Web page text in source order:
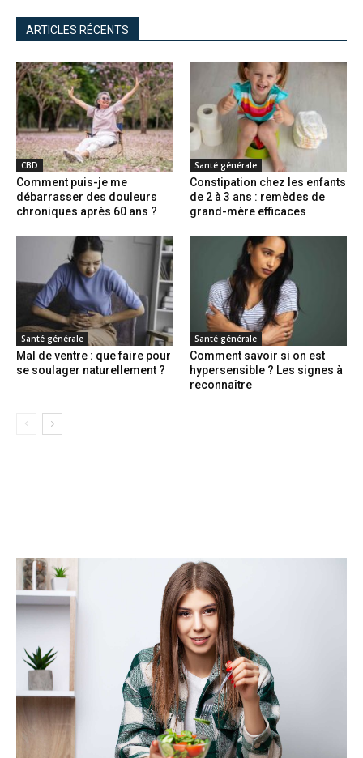
ARTICLES RÉCENTS
CBD
Comment puis-je me
débarrasser des douleurs
chroniques après 60 ans ?
Santé générale
Constipation chez les enfants
de 2 à 3 ans : remèdes de
grand-mère efficaces
Santé générale
Mal de ventre : que faire pour
se soulager naturellement ?
Santé générale
Comment savoir si on est
hypersensible ? Les signes à
reconnaître